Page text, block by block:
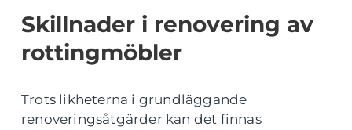
Skillnader i renovering av
rottingmöbler
Trots likheterna i grundläggande
renoveringsåtgärder kan det finnas